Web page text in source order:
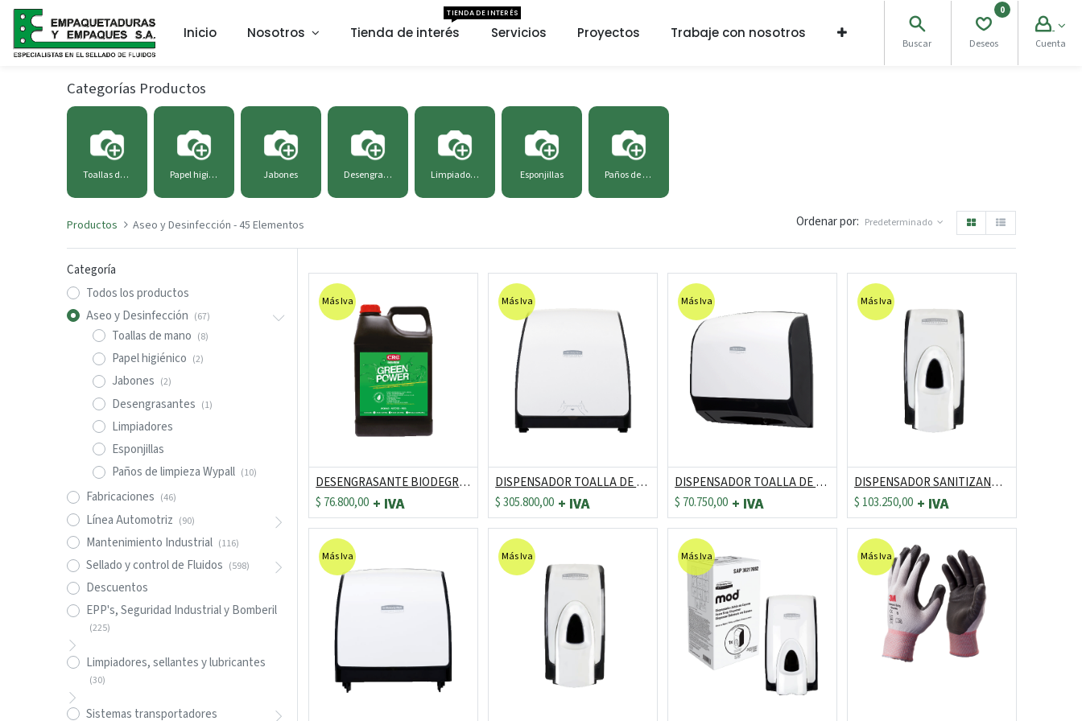
Inicio Nosotros Tienda de interés
TIENDA DE INTERÉS
Servicios Proyectos Trabaje con nosotros
Buscar
0
Deseos Cuenta
Categorías Productos
Toallas de mano Papel higiénico Jabones Desengrasantes Limpiadores Esponjillas Paños de limpieza Wypall
Productos Aseo y Desinfección - 45 Elementos Ordenar por: Predeterminado
Categoría
Todos los productos
Aseo y Desinfección (67)
Toallas de mano (8)
Papel higiénico (2)
Jabones (2)
Desengrasantes (1)
Limpiadores
Esponjillas
Paños de limpieza Wypall (10)
Fabricaciones (46)
Línea Automotriz (90)
Mantenimiento Industrial (116)
Sellado y control de Fluidos (598)
Descuentos
EPP's, Seguridad Industrial y Bomberil
(225)
Limpiadores, sellantes y lubricantes
(30)
Sistemas transportadores
DESENGRASANTE BIODEGRADABLE GREEN POWER 1 GALON
$ 76.800,00
Más Iva
DISPENSADOR TOALLA DE MANOS ROLLO REF: 30210379 / 30217685
$305.800,00
Más Iva
DISPENSADOR TOALLA DE MANOS EN "Z" REF: 30193247/30217686
$ 70.750,00
Más Iva
DISPENSADOR SANITIZANTE DE MANOS EN SPRAY REF: 30217697
$ 103.250,00
Más Iva
Más Iva Más Iva Más Iva Más Iva